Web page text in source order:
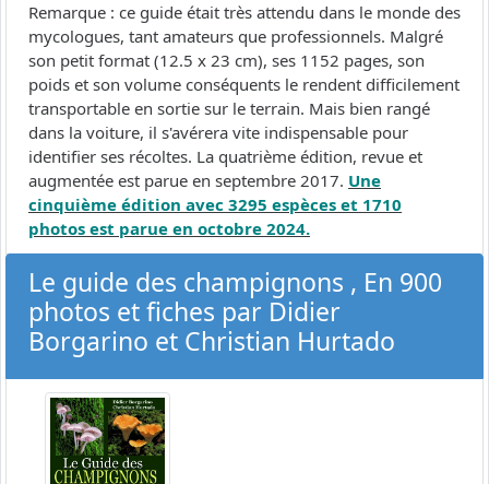
Remarque : ce guide était très attendu dans le monde des
mycologues, tant amateurs que professionnels. Malgré
son petit format (12.5 x 23 cm), ses 1152 pages, son
poids et son volume conséquents le rendent difficilement
transportable en sortie sur le terrain. Mais bien rangé
dans la voiture, il s'avérera vite indispensable pour
identifier ses récoltes. La quatrième édition, revue et
augmentée est parue en septembre 2017. Une
cinquième édition avec 3295 espèces et 1710
photos est parue en octobre 2024.
Le guide des champignons , En 900
photos et fiches par Didier
Borgarino et Christian Hurtado